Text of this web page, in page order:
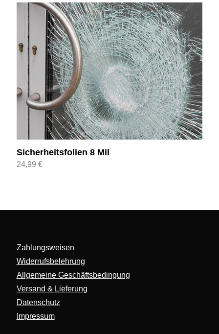
Sicherheitsfolien 8 Mil
24,99 €
Zahlungsweisen
Widerrufsbelehrung
Allgemeine Geschäftsbedingung
Versand & Lieferung
Datenschutz
Impressum